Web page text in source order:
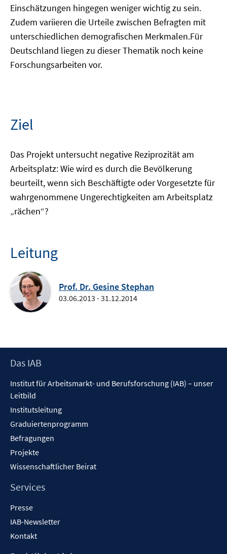
Einschätzungen hingegen weniger wichtig zu sein.
Zudem variieren die Urteile zwischen Befragten mit
unterschiedlichen demografischen Merkmalen.Für
Deutschland liegen zu dieser Thematik noch keine
Forschungsarbeiten vor.
Ziel
Das Projekt untersucht negative Reziprozität am
Arbeitsplatz: Wie wird es durch die Bevölkerung
beurteilt, wenn sich Beschäftigte oder Vorgesetzte für
wahrgenommene Ungerechtigkeiten am Arbeitsplatz
„rächen“?
Leitung
Prof. Dr. Gesine Stephan
03.06.2013 - 31.12.2014
Footer
Das IAB
Institut für Arbeitsmarkt- und Berufsforschung (IAB) – unser
Leitbild
Institutsleitung
Graduiertenprogramm
Befragungen
Projekte
Wissenschaftlicher Beirat
Services
Presse
IAB-Newsletter
Kontakt